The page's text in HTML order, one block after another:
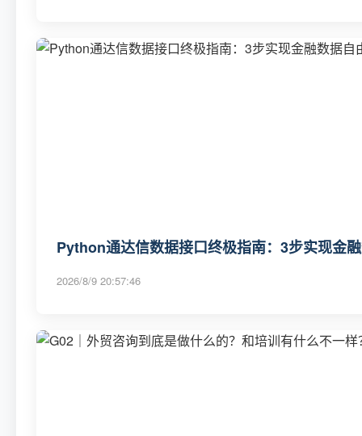
Python通达信数据接口终极指南：3步实现金
2026/8/9 20:57:46